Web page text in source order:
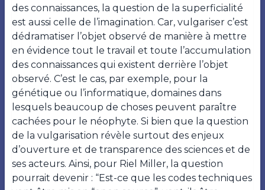
des connaissances, la question de la superficialité
est aussi celle de l’imagination. Car, vulgariser c’est
dédramatiser l’objet observé de manière à mettre
en évidence tout le travail et toute l’accumulation
des connaissances qui existent derrière l’objet
observé. C’est le cas, par exemple, pour la
génétique ou l’informatique, domaines dans
lesquels beaucoup de choses peuvent paraître
cachées pour le néophyte. Si bien que la question
de la vulgarisation révèle surtout des enjeux
d’ouverture et de transparence des sciences et de
ses acteurs. Ainsi, pour Riel Miller, la question
pourrait devenir : “Est-ce que les codes techniques